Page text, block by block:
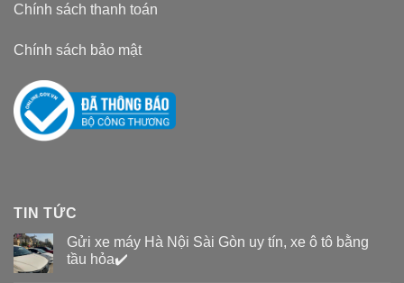
Chính sách thanh toán
Chính sách bảo mật
TIN TỨC
Gửi xe máy Hà Nội Sài Gòn uy tín, xe ô tô bằng
tầu hỏa✔️